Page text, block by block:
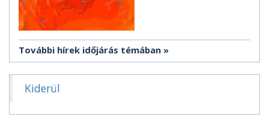
További hírek időjárás témában
Kiderül